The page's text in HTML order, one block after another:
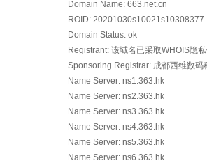
Domain Name: 663.net.cn
ROID:
Domain Status: ok
Registrant: 该域名已采取WHOIS隐
Sponsoring Registrar: 成都西维数码
Name Server: ns1.363.hk
Name Server: ns2.363.hk
Name Server: ns3.363.hk
Name Server: ns4.363.hk
Name Server: ns5.363.hk
Name Server: ns6.363.hk